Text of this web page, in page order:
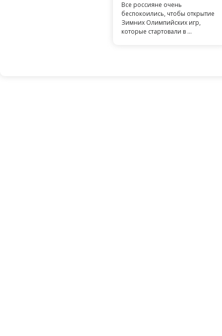
Все россияне очень
беспокоились, чтобы открытие
Зимних Олимпийских игр,
которые стартовали в ...